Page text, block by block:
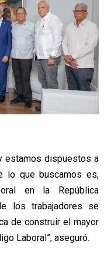
estamos dispuestos a
lo que buscamos es,
en la República
los trabajadores se
de construir el mayor
Laboral”, aseguró.